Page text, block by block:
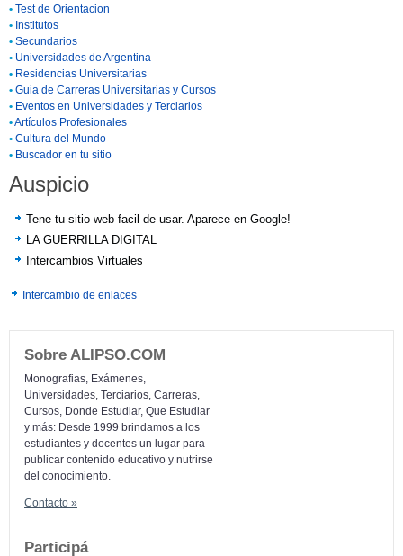
• Test de Orientacion
• Institutos
• Secundarios
• Universidades de Argentina
• Residencias Universitarias
• Guia de Carreras Universitarias y Cursos
• Eventos en Universidades y Terciarios
•Artículos Profesionales
• Cultura del Mundo
• Buscador en tu sitio
Auspicio
Tene tu sitio web facil de usar. Aparece en Google!
LA GUERRILLA DIGITAL
Intercambios Virtuales
Intercambio de enlaces
Sobre ALIPSO.COM
Monografias, Exámenes,
Universidades, Terciarios, Carreras,
Cursos, Donde Estudiar, Que Estudiar
y más: Desde 1999 brindamos a los
estudiantes y docentes un lugar para
publicar contenido educativo y nutrirse
del conocimiento.
Contacto »
Participá